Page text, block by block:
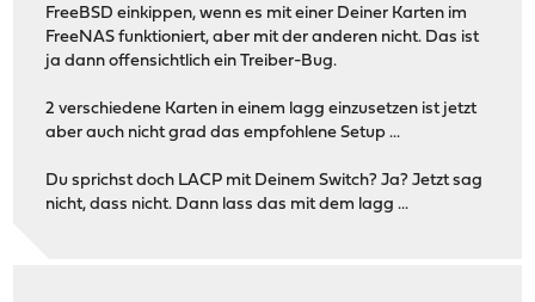
FreeBSD einkippen, wenn es mit einer Deiner Karten im
FreeNAS funktioniert, aber mit der anderen nicht. Das ist
ja dann offensichtlich ein Treiber-Bug.
2 verschiedene Karten in einem lagg einzusetzen ist jetzt
aber auch nicht grad das empfohlene Setup ...
Du sprichst doch LACP mit Deinem Switch? Ja? Jetzt sag
nicht, dass nicht. Dann lass das mit dem lagg ...